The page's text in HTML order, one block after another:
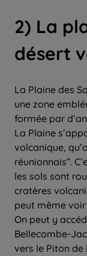
2) La
désert
La Plaine des
une zone
formée par
La Plaine
volcanique,
réunionnais”.
les sols sont
cratères
peut même
On peut y
Bellecombe-
vers le Piton de